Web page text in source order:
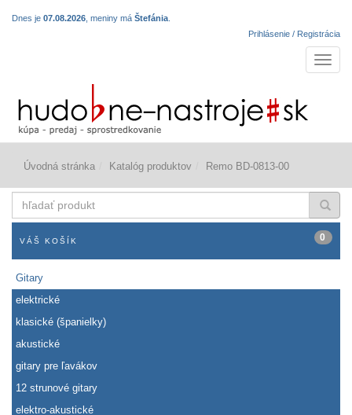
Dnes je 07.08.2026 , meniny má Štefánia
Prihlásenie / Registrácia
Úvodná stránka Katalóg produktov Remo BD-0813-00
produkt
VÁŠ KOŠÍK 0
Gitary
elektrické
klasické (španielky)
akustické
gitary pre ľavákov
12 strunové gitary
elektro-akustické